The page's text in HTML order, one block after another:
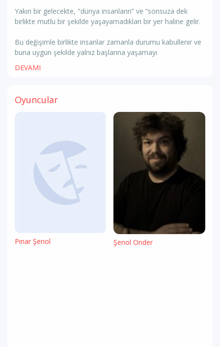
Yakın bir gelecekte, "dünya insanların” ve “sonsuza dek
birlikte mutlu bir şekilde yaşayamadıkları bir yer haline gelir.
Bu değişimle birlikte insanlar zamanla durumu kabullenir ve
buna uygun şekilde yalnız başlarına yaşamayı
DEVAMI
Oyuncular
Pınar Şenol Şenol Önder